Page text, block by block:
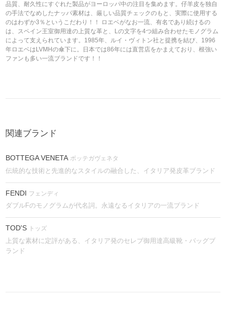
品質、耐久性にすぐれた製品がヨーロッパ中の注目を集めます。仔羊皮を独自
の手法でなめしたナッパ素材は、厳しい品質チェックのもと、実際に使用する
のはわずか3％というこだわり！！ ロエベがなお一流、有名であり続けるの
は、スペイン王室御用達の上質な革と、Lの文字を4つ組み合わせたモノグラム
によって支えられています。1985年、ルイ・ヴィトン社と提携を結び、1996
年ロエベはLVMHの傘下に。日本では86年には直営店をかまえており、根強い
ファンも多い一流ブランドです！！
関連ブランド
BOTTEGA VENETA ボッテガヴェネタ
伝統的な技術と先進的なスタイルの融合した、イタリア発皮革ブランド
FENDI フェンディ
ダブルFのモノグラムが代名詞。永遠なるイタリアの一流ブランド
TOD'S トッズ
上質な素材に定評がある、イタリア発のセレブ御用達高級靴・バッグブ
ランド